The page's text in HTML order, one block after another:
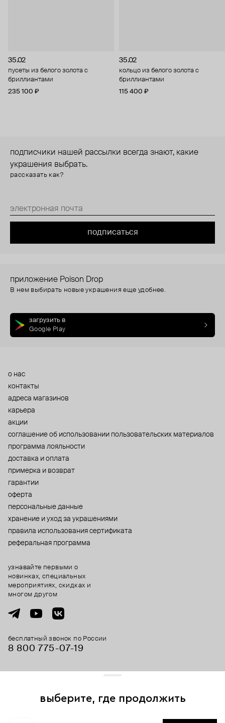
35.02
пусеты из белого золота с
бриллиантами
235 100 ₽
35.02
кольцо из белого золота с
бриллиантами
115 400 ₽
подписчики нашей рассылки всегда знают, какие
украшения выбрать.
рассказать как?
подписаться
приложение Poison Drop
В нем выбирать новые украшения еще удобнее.
загрузить в
Google Play
о нас
контакты
адреса магазинов
карьера
акции
cоглашение об использовании пользовательских материалов
программа лояльности
доставка и оплата
примерка и возврат
гарантии
оферта
персональные данные
хранение и уход за украшениями
правила использования сертификата
реферальная программа
бесплатный звонок по России
8 800 775⁠-07⁠-19
узнавайте первыми о
новинках, специальных
мероприятиях, скидках и
многом другом
выберите, где продолжить